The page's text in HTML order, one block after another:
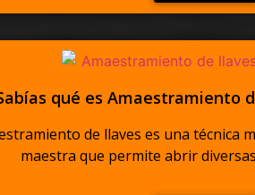
qué es Amaestramiento
de llaves es una técnica
maestra que permite abrir